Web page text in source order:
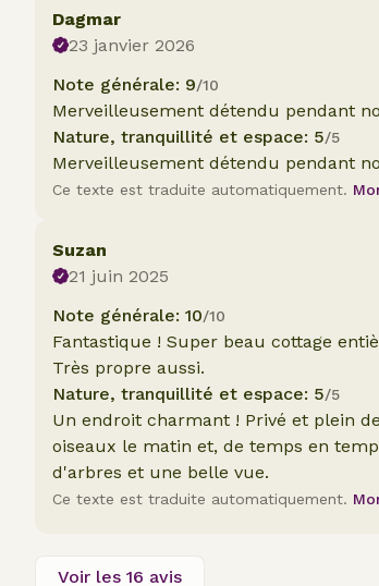
Dagmar
23 janvier 2026
Note générale: 9/10
Merveilleusement détendu pendant
Nature, tranquillité et espace: 5/5
Merveilleusement détendu pendant
Ce texte est traduite automatiquement.
Suzan
21 juin 2025
Note générale: 10/10
Fantastique ! Super beau cottage
Très propre aussi.
Nature, tranquillité et espace: 5/5
Un endroit charmant ! Privé et plein
oiseaux le matin et, de temps en
d'arbres et une belle vue.
Ce texte est traduite automatiquement.
Voir les 16 avis